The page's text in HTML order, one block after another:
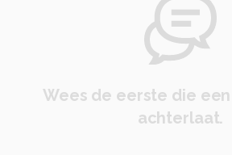
Wees de eerste die
achterlaat.